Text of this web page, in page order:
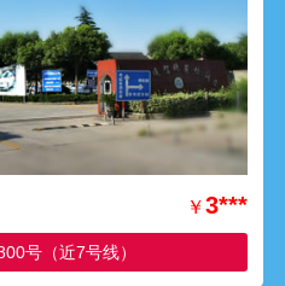
￥3***
号（近7号线）